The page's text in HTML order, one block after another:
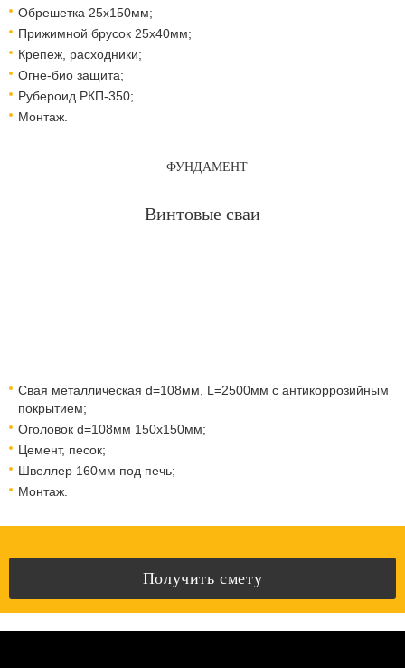
Обрешетка 25х150мм;
Прижимной брусок 25х40мм;
Крепеж, расходники;
Огне-био защита;
Рубероид РКП-350;
Монтаж.
ФУНДАМЕНТ
Винтовые сваи
Свая металлическая d=108мм, L=2500мм с антикоррозийным
покрытием;
Оголовок d=108мм 150x150мм;
Цемент, песок;
Швеллер 160мм под печь;
Монтаж.
Получить смету